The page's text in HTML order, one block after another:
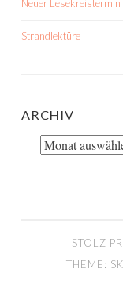
Neuer Lesekreistermin
Strandlektüre
ARCHIV
Archiv
STOLZ
THEME: